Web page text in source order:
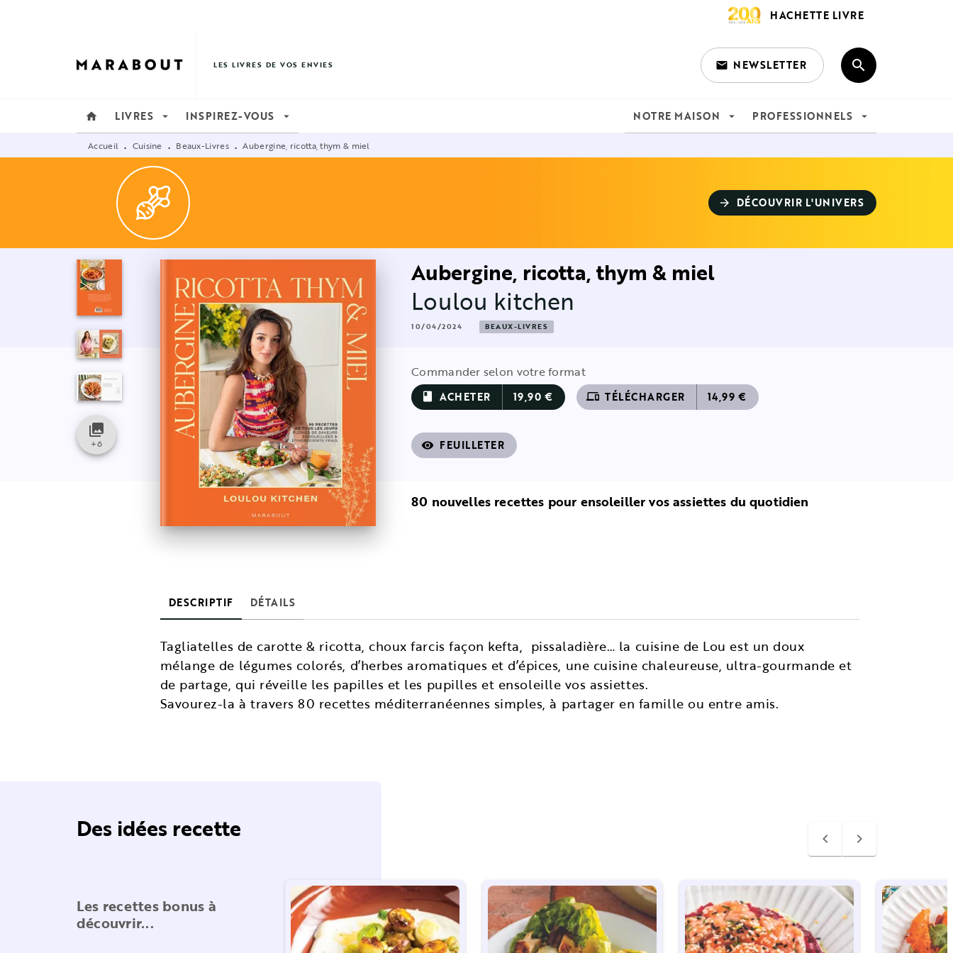
HACHETTE LIVRE
LES LIVRES DE VOS ENVIES email NEWSLETTER search
home LIVRES arrow_drop_down INSPIREZ-VOUS arrow_drop_down NOTRE MAISON arrow_drop_down PROFESSIONNELS arrow_drop_down
Accueil • Cuisine • Beaux-Livres • Aubergine, ricotta, thym & miel
arrow_forward DÉCOUVRIR L'UNIVERS
Aubergine, ricotta, thym & miel
Loulou kitchen
10/04/2024 BEAUX-LIVRES
Commander selon votre format
book ACHETER 19,90 € devices TÉLÉCHARGER 14,99 €
visibility FEUILLETER
80 nouvelles recettes pour ensoleiller vos assiettes du quotidien
collections
+6
DESCRIPTIF DÉTAILS
Tagliatelles de carotte & ricotta, choux farcis façon kefta, pissaladière… la cuisine de Lou est un doux
mélange de légumes colorés, d’herbes aromatiques et d’épices, une cuisine chaleureuse, ultra-gourmande et
de partage, qui réveille les papilles et les pupilles et ensoleille vos assiettes.
Savourez-la à travers 80 recettes méditerranéennes simples, à partager en famille ou entre amis.
Des idées recette navigate_before navigate_next
Les recettes bonus à
découvrir...